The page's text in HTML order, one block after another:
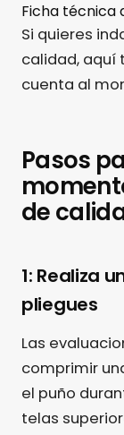
Ficha técnica
Si quieres
calidad, aquí
cuenta al
Pasos
de
1: Realiza
pliegues
Las
comprimir
el puño
telas